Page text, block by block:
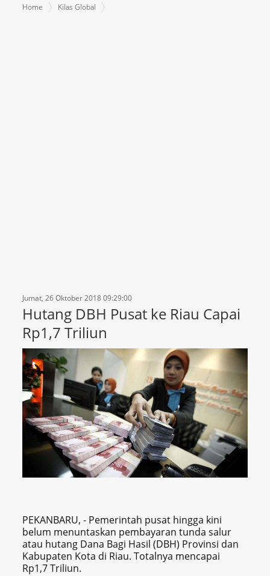
Home
Kilas Global
Jumat, 26 Oktober 2018 09:29:00
Hutang DBH Pusat ke Riau Capai
Rp1,7 Triliun
PEKANBARU, - Pemerintah pusat hingga kini
belum menuntaskan pembayaran tunda salur
atau hutang Dana Bagi Hasil (DBH) Provinsi dan
Kabupaten Kota di Riau. Totalnya mencapai
Rp1,7 Triliun.